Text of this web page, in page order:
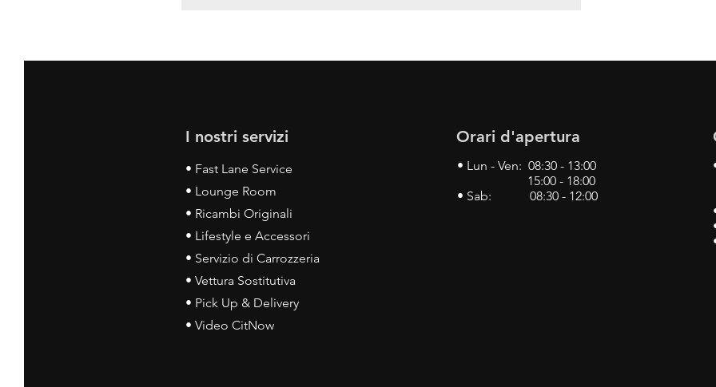
I nostri servizi
• Fast Lane Service
• Lounge Room
• Ricambi Originali
• Lifestyle e Accessori
• Servizio di Carrozzeria
• Vettura Sostitutiva
• Pick Up & Delivery
• Video CitNow
Orari d'apertura
• Lun - Ven: 08:30 - 13:00
15:00 - 18:00
• Sab: 08:30 - 12:00